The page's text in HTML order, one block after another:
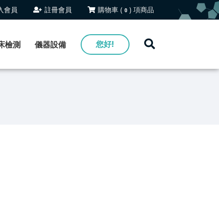
會員 註冊會員 購物車 ( 0 ) 項商品
檢測 儀器設備 您好!